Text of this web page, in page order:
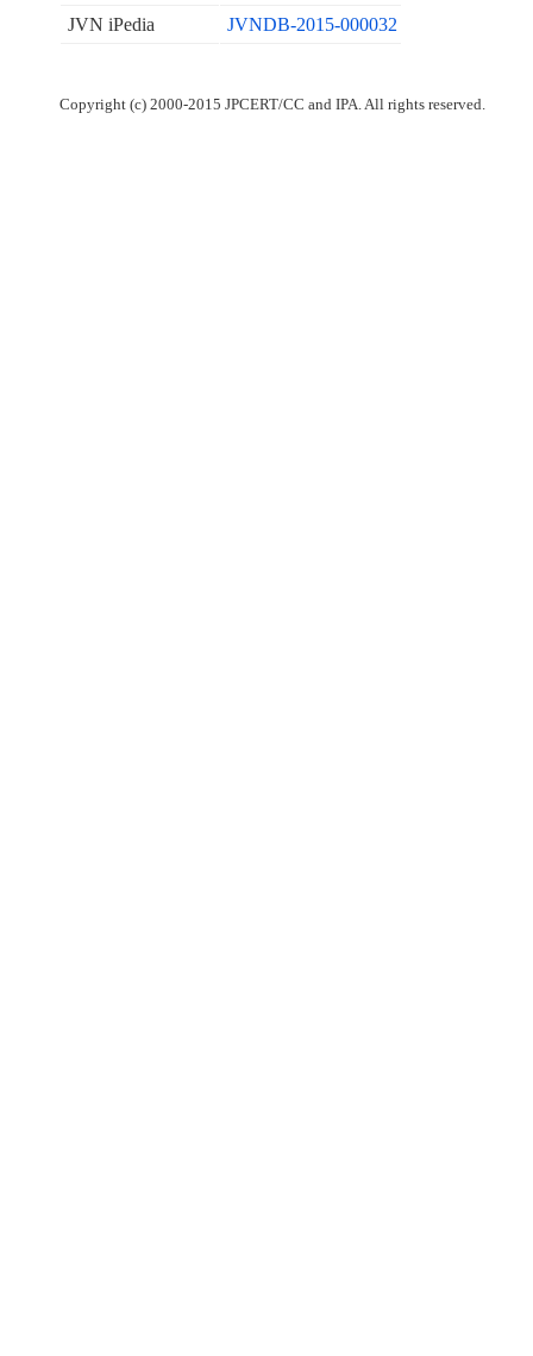
JVN iPedia
JVNDB-2015-000032
Copyright (c) 2000-2015 JPCERT/CC and IPA. All rights reserved.